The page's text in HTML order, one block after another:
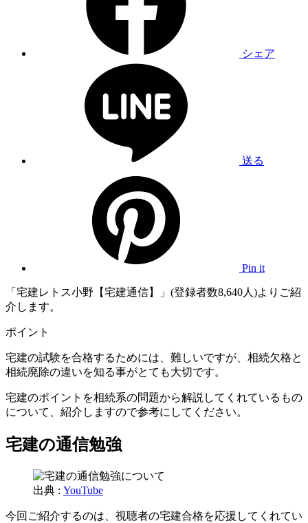
シェア
送る
Pin it
「宅建レトス小野【宅建通信】」(登録者数8,640人)よりご紹
介します。
ポイント
宅建の試験を合格するためには、難しいですが、相続欠格と
相続廃除の違いを知る事がとても大切です。
宅建のポイントを相続系の問題から解説してくれているもの
について、紹介しますので参考にしてください。
宅建の通信勉強
出典 : YouTube
今回ご紹介するのは、視聴者の宅建合格を応援してくれてい